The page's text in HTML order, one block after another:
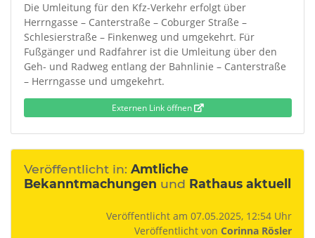
Die Umleitung für den Kfz-Verkehr erfolgt über
Herrngasse – Canterstraße – Coburger Straße –
Schlesierstraße – Finkenweg und umgekehrt. Für
Fußgänger und Radfahrer ist die Umleitung über den
Geh- und Radweg entlang der Bahnlinie – Canterstraße
– Herrngasse und umgekehrt.
Externen Link öffnen
Veröffentlicht in: Amtliche
Bekanntmachungen und Rathaus aktuell
Veröffentlicht am 07.05.2025, 12:54 Uhr
Veröffentlicht von Corinna Rösler